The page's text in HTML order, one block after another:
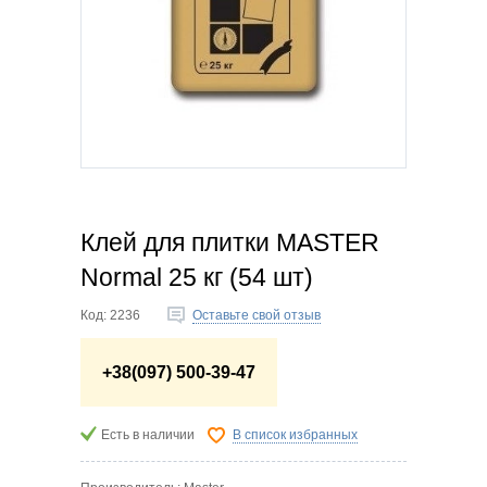
Клей для плитки MASTER
Normal 25 кг (54 шт)
Код: 2236 Оставьте свой отзыв
+38(097) 500-39-47
Есть в наличии В список избранных